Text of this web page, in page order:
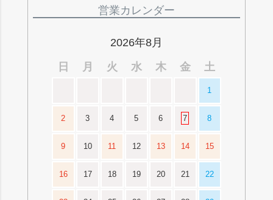
営業カレンダー
2026年8月
日
月 火 水 木 金 土
1
2 3 4 5 6 7 8
9 10 11 12 13 14 15
16 17 18 19 20 21 22